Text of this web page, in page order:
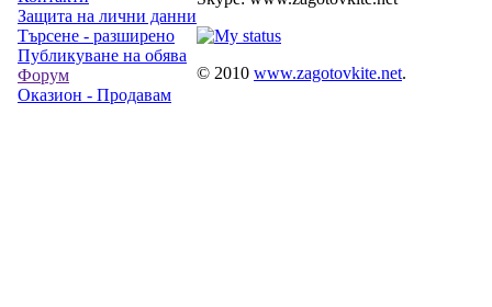
Защита на лични данни
Търсене - разширено
Публикуване на обява
Форум
Оказион - Продавам
© 2010 www.zagotovkite.net.